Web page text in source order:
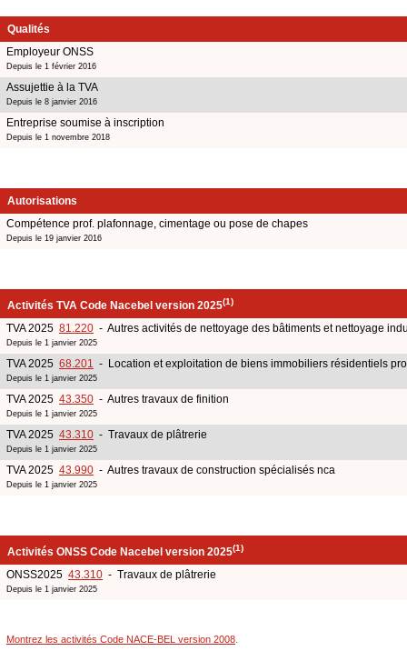
Qualités
Employeur ONSS
Depuis le 1 février 2016
Assujettie à la TVA
Depuis le 8 janvier 2016
Entreprise soumise à inscription
Depuis le 1 novembre 2018
Autorisations
Compétence prof. plafonnage, cimentage ou pose de chapes
Depuis le 19 janvier 2016
Activités TVA Code Nacebel version 2025(1)
TVA 2025 81.220 - Autres activités de nettoyage des bâtiments et nettoyage
Depuis le 1 janvier 2025
TVA 2025 68.201 - Location et exploitation de biens immobiliers résidentiels
Depuis le 1 janvier 2025
TVA 2025 43.350 - Autres travaux de finition
Depuis le 1 janvier 2025
TVA 2025 43.310 - Travaux de plâtrerie
Depuis le 1 janvier 2025
TVA 2025 43.990 - Autres travaux de construction spécialisés nca
Depuis le 1 janvier 2025
Activités ONSS Code Nacebel version 2025(1)
ONSS2025 43.310 - Travaux de plâtrerie
Depuis le 1 janvier 2025
Montrez les activités Code NACE-BEL version 2008